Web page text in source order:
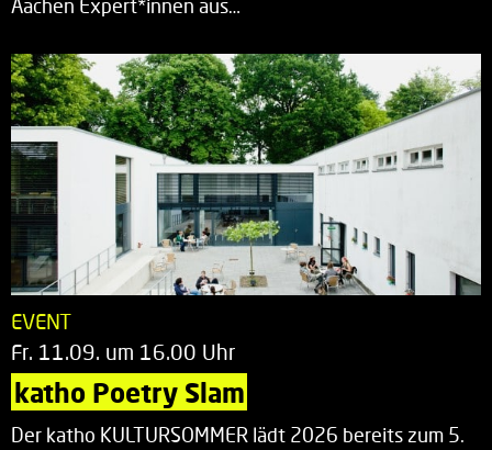
Aachen Expert*innen aus…
EVENT
Fr. 11.09. um 16.00 Uhr
katho Poetry Slam
Der katho KULTURSOMMER lädt 2026 bereits zum 5.